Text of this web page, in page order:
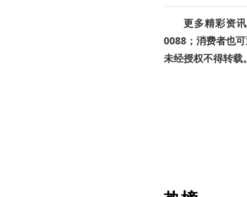
更多精彩资
0088；消费者也
未经授权不得转载